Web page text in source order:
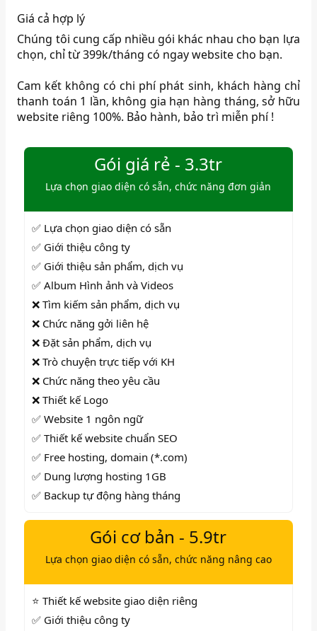
Giá cả hợp lý
Chúng tôi cung cấp nhiều gói khác nhau cho bạn lựa
chọn, chỉ từ 399k/tháng có ngay website cho bạn.
Cam kết không có chi phí phát sinh, khách hàng chỉ
thanh toán 1 lần, không gia hạn hàng tháng, sở hữu
website riêng 100%. Bảo hành, bảo trì miễn phí !
Gói giá rẻ - 3.3tr
Lựa chọn giao diện có sẵn, chức năng đơn giản
✅ Lựa chọn giao diện có sẵn
✅ Giới thiệu công ty
✅ Giới thiệu sản phẩm, dịch vụ
✅ Album Hình ảnh và Videos
❌ Tìm kiếm sản phẩm, dịch vụ
❌ Chức năng gởi liên hệ
❌ Đặt sản phẩm, dịch vụ
❌ Trò chuyện trực tiếp với KH
❌ Chức năng theo yêu cầu
❌ Thiết kế Logo
✅ Website 1 ngôn ngữ
✅ Thiết kế website chuẩn SEO
✅ Free hosting, domain (*.com)
✅ Dung lượng hosting 1GB
✅ Backup tự động hàng tháng
Gói cơ bản - 5.9tr
Lựa chọn giao diện có sẵn, chức năng nâng cao
⭐ Thiết kế website giao diện riêng
✅ Giới thiệu công ty